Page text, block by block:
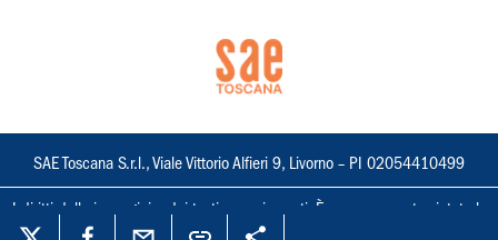
SAE Toscana S.r.l., Viale Vittorio Alfieri 9, Livorno – PI 02054410499
I diritti delle immagini e dei testi sono riservati. È espressamente vietata la
loro riproduzione con qualsiasi mezzo e l'adattamento totale o parziale.